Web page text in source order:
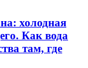
холодная
Как вода
там, где